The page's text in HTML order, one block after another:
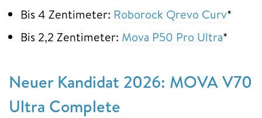
Bis 4 Zentimeter: Roborock Qrevo Curv*
Bis 2,2 Zentimeter: Mova P50 Pro Ultra*
Neuer Kandidat 2026: MOVA V70
Ultra Complete